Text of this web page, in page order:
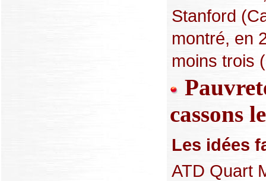
Stanford
montré, en
moins trois
cassons
Les idées
ATD Quart